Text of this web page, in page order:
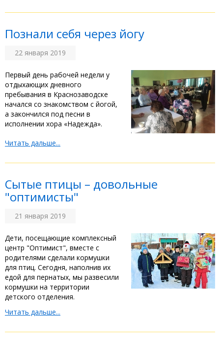
Познали себя через йогу
22 января 2019
Первый день рабочей недели у
отдыхающих дневного
пребывания в Краснозаводске
начался со знакомством с йогой,
а закончился под песни в
исполнении хора «Надежда».
Читать дальше...
Сытые птицы – довольные
"оптимисты"
21 января 2019
Дети, посещающие комплексный
центр "Оптимист", вместе с
родителями сделали кормушки
для птиц. Сегодня, наполнив их
едой для пернатых, мы развесили
кормушки на территории
детского отделения.
Читать дальше...